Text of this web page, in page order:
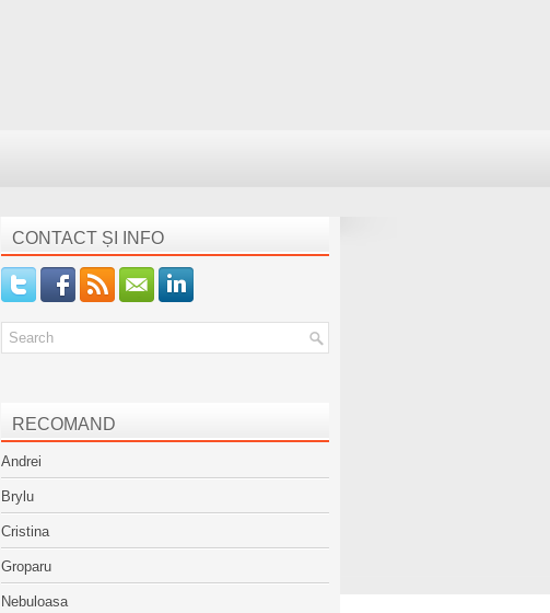
CONTACT ȘI INFO
RECOMAND
Andrei
Brylu
Cristina
Groparu
Nebuloasa